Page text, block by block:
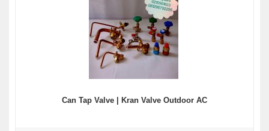
Can Tap Valve | Kran Valve Outdoor AC